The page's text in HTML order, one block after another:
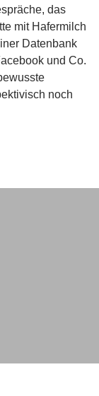
das
mit Hafermilch
Datenbank
und Co.
noch
Training zu